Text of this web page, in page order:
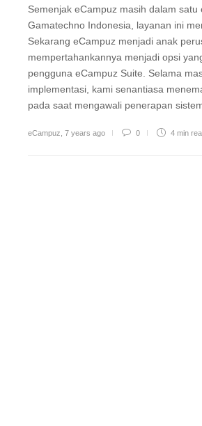
Semenjak eCampuz masih dalam satu
Gamatechno Indonesia, layanan ini
Sekarang eCampuz menjadi anak
mempertahankannya menjadi opsi
pengguna eCampuz Suite. Selama
implementasi, kami senantiasa
pada saat mengawali penerapan
eCampuz, 7 years ago 0 4 min